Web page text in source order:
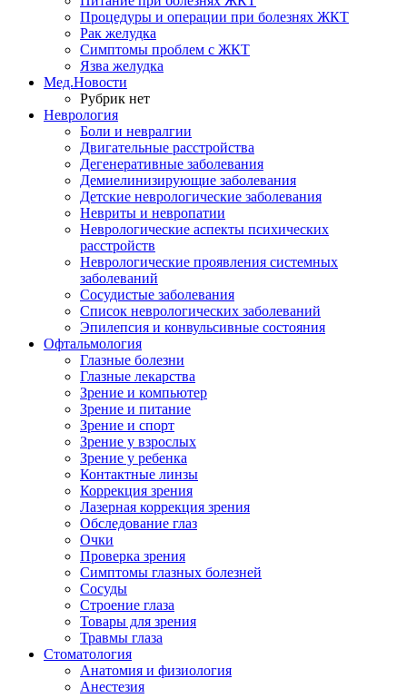
Процедуры и операции при болезнях ЖКТ
Рак желудка
Симптомы проблем с ЖКТ
Язва желудка
Мед.Новости
Рубрик нет
Неврология
Боли и невралгии
Двигательные расстройства
Дегенеративные заболевания
Демиелинизирующие заболевания
Детские неврологические заболевания
Невриты и невропатии
Неврологические аспекты психических
расстройств
Неврологические проявления системных
заболеваний
Сосудистые заболевания
Список неврологических заболеваний
Эпилепсия и конвульсивные состояния
Офтальмология
Глазные болезни
Глазные лекарства
Зрение и компьютер
Зрение и питание
Зрение и спорт
Зрение у взрослых
Зрение у ребенка
Контактные линзы
Коррекция зрения
Лазерная коррекция зрения
Обследование глаз
Очки
Проверка зрения
Симптомы глазных болезней
Сосуды
Строение глаза
Товары для зрения
Травмы глаза
Стоматология
Анатомия и физиология
Анестезия